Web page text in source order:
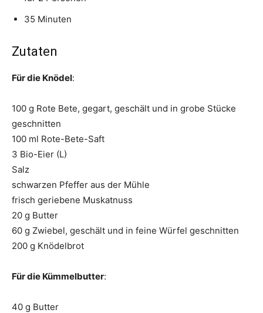
35 Minuten
Zutaten
Für die Knödel:
100 g Rote Bete, gegart, geschält und in grobe Stücke
geschnitten
100 ml Rote-Bete-Saft
3 Bio-Eier (L)
Salz
schwarzen Pfeffer aus der Mühle
frisch geriebene Muskatnuss
20 g Butter
60 g Zwiebel, geschält und in feine Würfel geschnitten
200 g Knödelbrot
Für die Kümmelbutter:
40 g Butter